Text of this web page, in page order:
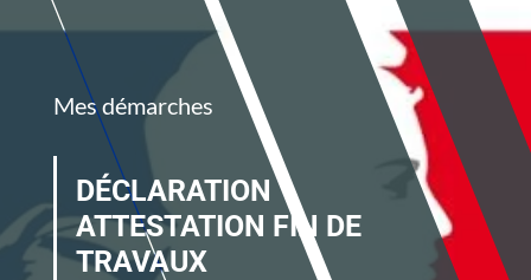
Mes démarches
DÉCLARATION
ATTESTATION FIN DE
TRAVAUX